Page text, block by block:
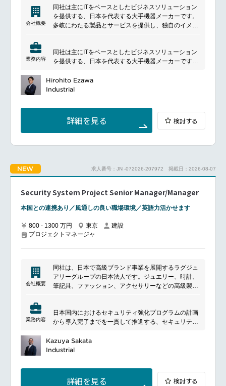
Act as a driver of culture on the team, fostering
learning, collaboration, player centricity, and
excellence with an outcome oriented mindset
━━━━━━━━━━━━━━━#spotlightjob1
会社概要
同社は主にITをベースとしたビジネスソリューション
を提供する、日本を代表する大手機器メーカーです。
多岐にわたる製品とサービスを提供し、独自のイメー
開を行っています。
業務内容
同社は主にITをベースとしたビジネスソリューション
を提供する、日本を代表する大手機器メーカーです。
ており、今後も同エリアでの事業強化を推進します。
事業拡大を加速するため、海外現地法人や事業部門と
今回の募集はそのための組織強化を目的としていま
━━━━━━━━━━━━━━━
■ポジションについて
海外現地法人と連携する代理店リベート、新規/既存代
プロセスの整備、見直し、運用など）
海外現地法人へのリベート施策の検討、展開
海外現地法人への販売促進スキーム/業務フローの再構
新商品導入時や価格改定時に、商品部門や各国法人と
の連携、システム対応
ンやマネジメント強化を進める中で、これまでのやり
方にとらわれず、新しい取り組みに挑戦できます。
日本をベースにしながら、海外各国の拠点との関わり
━━━━━━━━━━━━━━━#spotlightjob10
Hirohito Ezawa
Industrial
詳細を見る 検討する
NEW 求人番号：JN -072026-207972 掲載日：2026-08-07
Security System Project Senior Manager/Manager
本国との連携あり／風通しの良い職場環境／英語力活かせます
800 - 1300 万円 東京
建設
プロジェクトマネージャ
会社概要
同社は、日本で高級ブランド事業を展開するラグジュ
アリーグループの日本法人です。ジュエリー、時計、
筆記具、ファッション、アクセサリーなどの高級製品
上、デジタル活用を通じて、上質なブランド価値の提
供に取り組んでいます。
業務内容
日本国内におけるセキュリティ強化プログラムの計画
から導入完了までを一貫して推進する、セキュリティ
ャーを募集しています。
■ポジションについて
報システム、金庫などの標準化されたセキュリティシ
ステムおよび機器の入札・選定プロセスを主導し、ベ
Kazuya Sakata
Industrial
詳細を見る 検討する